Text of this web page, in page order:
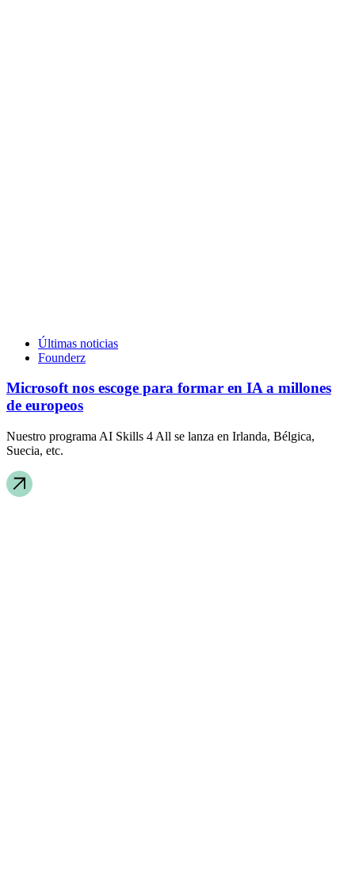
Últimas noticias
Founderz
Microsoft nos escoge para formar en IA a millones
de europeos
Nuestro programa AI Skills 4 All se lanza en Irlanda, Bélgica,
Suecia, etc.